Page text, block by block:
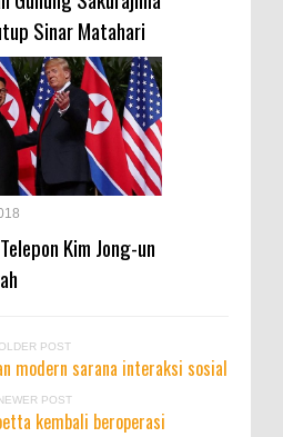
Sinar Matahari
Kim Jong-un
POST
modern sarana interaksi sosial
POST
kembali beroperasi